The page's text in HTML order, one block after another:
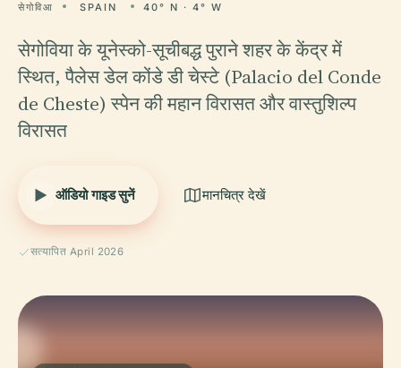
सेगोविआ SPAIN 40° N · 4° W
सेगोविया के यूनेस्को-सूचीबद्ध पुराने शहर के केंद्र में
स्थित, पैलेस डेल कोंडे डी चेस्टे (Palacio del Conde
de Cheste) स्पेन की महान विरासत और वास्तुशिल्प
विरासत
ऑडियो गाइड सुनें मानचित्र देखें
सत्यापित April 2026